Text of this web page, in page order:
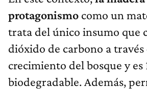
protagonismo como un
trata del único insumo que
dióxido de carbono a través
crecimiento del bosque y es
biodegradable. Además,